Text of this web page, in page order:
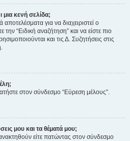
μια κενή σελίδα;
για να διαχειριστεί ο
“Ειδική αναζήτηση” και να είστε πιο
και τις Δ. Συζητήσεις στις
στον σύνδεσμο “Εύρεση μέλους”.
μου και τα θέματά μου;
είτε πατώντας στον σύνδεσμο